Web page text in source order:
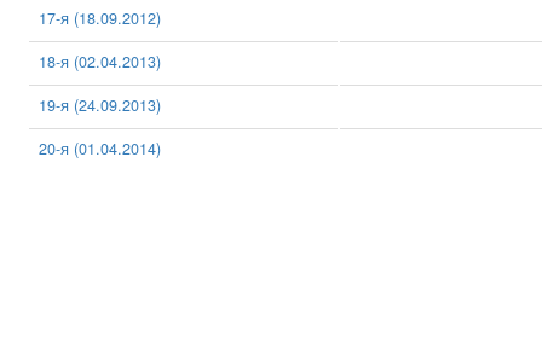
17-я (18.09.2012)
18-я (02.04.2013)
19-я (24.09.2013)
20-я (01.04.2014)